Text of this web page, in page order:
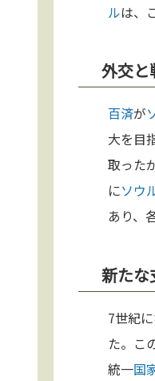
ルは、
外交と
百済が
大を目
取った
にソウ
あり、
新たな
7世紀
た。こ
統一国